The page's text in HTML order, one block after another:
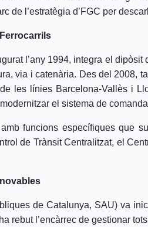
de l’estratègia d’FGC per
l’any 1994, integra el
via i catenària. Des del 2008,
les línies Barcelona-Vallès i
el sistema de
funcions específiques que
de Trànsit Centralitzat, el
de Catalunya, SAU) va
rebut l’encàrrec de gestionar